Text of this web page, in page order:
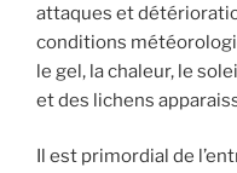
attaques et
conditions
le gel, la chaleur, le
et des lichens
Il est primordial de